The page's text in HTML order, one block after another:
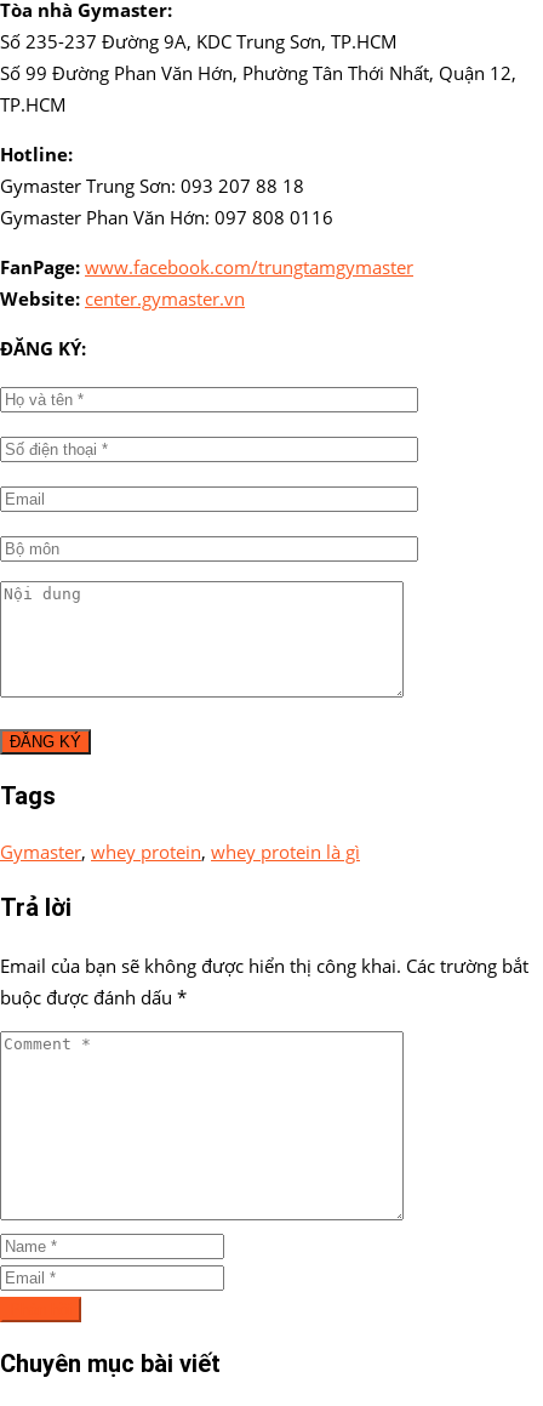
Tòa nhà Gymaster:
Số 235-237 Đường 9A, KDC Trung Sơn, TP.HCM
Số 99 Đường Phan Văn Hớn, Phường Tân Thới Nhất, Quận 12,
TP.HCM
Hotline:
Gymaster Trung Sơn: 093 207 88 18
Gymaster Phan Văn Hớn: 097 808 0116
FanPage: www.facebook.com/trungtamgymaster
Website: center.gymaster.vn
ĐĂNG KÝ:
Tags
Gymaster, whey protein, whey protein là gì
Trả lời
Email của bạn sẽ không được hiển thị công khai. Các trường bắt
buộc được đánh dấu *
Chuyên mục bài viết